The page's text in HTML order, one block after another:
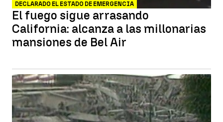
DECLARADO EL ESTADO DE EMERGENCIA
El fuego sigue arrasando
California: alcanza a las millonarias
mansiones de Bel Air